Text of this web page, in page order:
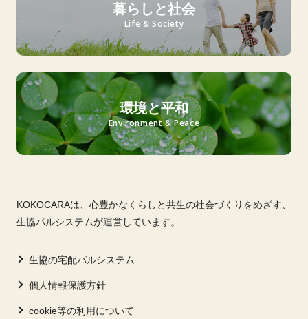
暮らしと社会
Life & Society
環境と平和
Environment & Peace
KOKOCARAは、心豊かなくらしと共生の社会づくりをめざす、
生協パルシステムが運営しています。
生協の宅配パルシステム
個人情報保護方針
cookie等の利用について